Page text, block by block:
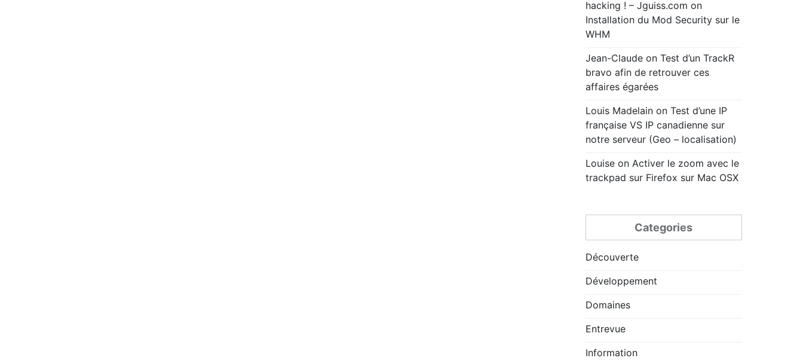
hacking ! – Jguiss.com on
Installation du Mod Security sur le
WHM
Jean-Claudeon Test d’un TrackR
bravo afin de retrouver ces
affaires égarées
Louis Madelainon Test d’une IP
française VS IP canadienne sur
notre serveur (Geo – localisation)
Louiseon Activer le zoom avec le
trackpad sur Firefox sur Mac OSX
Categories
Découverte
Développement
Domaines
Entrevue
Information